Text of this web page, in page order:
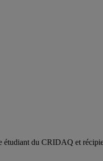
du CRIDAQ et